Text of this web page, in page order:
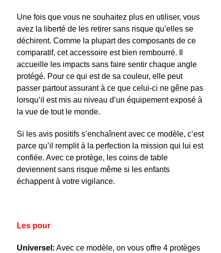
Une fois que vous ne souhaitez plus en utiliser, vous
avez la liberté de les retirer sans risque qu’elles se
déchirent. Comme la plupart des composants de ce
comparatif, cet accessoire est bien rembourré. Il
accueille les impacts sans faire sentir chaque angle
protégé. Pour ce qui est de sa couleur, elle peut
passer partout assurant à ce que celui-ci ne gêne pas
lorsqu’il est mis au niveau d’un équipement exposé à
la vue de tout le monde.
Si les avis positifs s’enchaînent avec ce modèle, c’est
parce qu’il remplit à la perfection la mission qui lui est
confiée. Avec ce protège, les coins de table
deviennent sans risque même si les enfants
échappent à votre vigilance.
Les pour
Universel: Avec ce modèle, on vous offre 4 protèges